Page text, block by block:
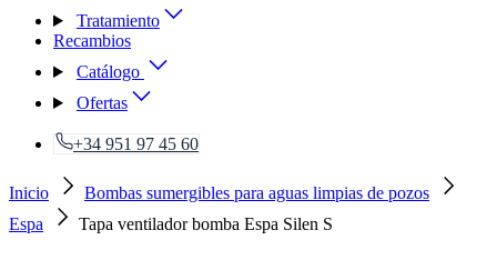
Tratamiento
Recambios
Catálogo
Ofertas
+34 951 97 45 60
Inicio
Bombas sumergibles para aguas limpias de pozos
Espa
Tapa ventilador bomba Espa Silen S